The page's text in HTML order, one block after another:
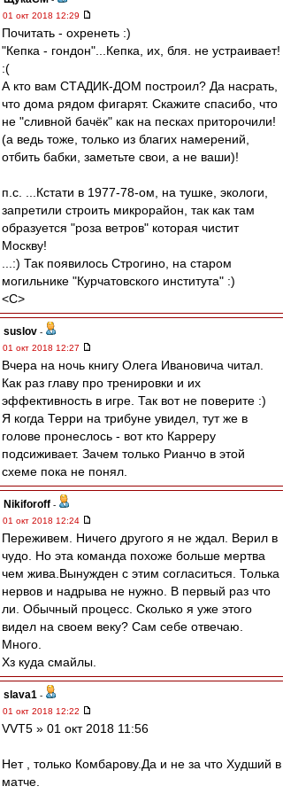
01 окт 2018 12:29
Почитать - охренеть :)
"Кепка - гондон"...Кепка, их, бля. не устраивает!
:(
А кто вам СТАДИК-ДОМ построил? Да насрать,
что дома рядом фигарят. Скажите спасибо, что
не "сливной бачёк" как на песках приторочили!
(а ведь тоже, только из благих намерений,
отбить бабки, заметьте свои, а не ваши)!
п.с. ...Кстати в 1977-78-ом, на тушке, экологи,
запретили строить микрорайон, так как там
образуется "роза ветров" которая чистит
Москву!
...:) Так появилось Строгино, на старом
могильнике "Курчатовского института" :)
<C>
suslov -
01 окт 2018 12:27
Вчера на ночь книгу Олега Ивановича читал.
Как раз главу про тренировки и их
эффективность в игре. Так вот не поверите :)
Я когда Терри на трибуне увидел, тут же в
голове пронеслось - вот кто Карреру
подсиживает. Зачем только Рианчо в этой
схеме пока не понял.
Nikiforoff -
01 окт 2018 12:24
Переживем. Ничего другого я не ждал. Верил в
чудо. Но эта команда похоже больше мертва
чем жива.Вынужден с этим согласиться. Толька
нервов и надрыва не нужно. В первый раз что
ли. Обычный процесс. Сколько я уже этого
видел на своем веку? Сам себе отвечаю.
Много.
Хз куда смайлы.
slava1 -
01 окт 2018 12:22
VVT5 » 01 окт 2018 11:56
Нет , только Комбарову.Да и не за что Худший в
матче.